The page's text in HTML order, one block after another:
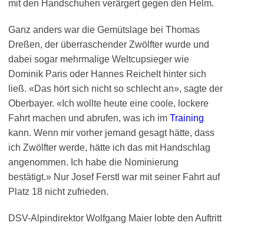
mit den Handschuhen verärgert gegen den Helm.
Ganz anders war die Gemütslage bei Thomas
Dreßen, der überraschender Zwölfter wurde und
dabei sogar mehrmalige Weltcupsieger wie
Dominik Paris oder Hannes Reichelt hinter sich
ließ. «Das hört sich nicht so schlecht an», sagte der
Oberbayer. «Ich wollte heute eine coole, lockere
Fahrt machen und abrufen, was ich im Training
kann. Wenn mir vorher jemand gesagt hätte, dass
ich Zwölfter werde, hätte ich das mit Handschlag
angenommen. Ich habe die Nominierung
bestätigt.» Nur Josef Ferstl war mit seiner Fahrt auf
Platz 18 nicht zufrieden.
DSV-Alpindirektor Wolfgang Maier lobte den Auftritt